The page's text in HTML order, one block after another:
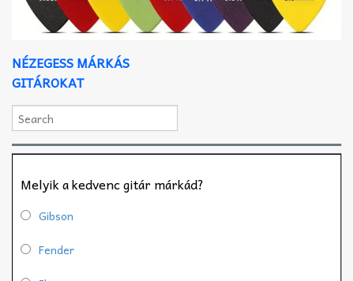
NÉZEGESS MÁRKÁS
GITÁROKAT
Melyik a kedvenc gitár márkád?
Gibson
Fender